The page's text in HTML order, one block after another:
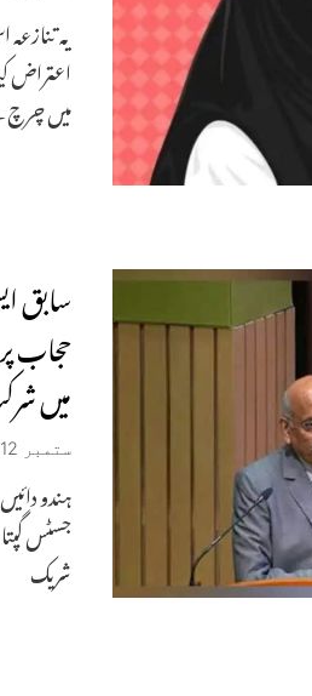
یہ
اعتراض
میں
سابق
حجاب
میں
ستمبر 12, 2024
ہندو
جسٹس
شریک